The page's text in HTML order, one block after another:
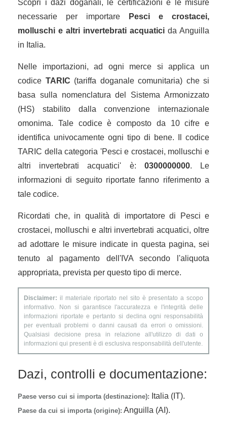
Scopri i dazi doganali, le certificazioni e le misure
necessarie per importare
Pesci e crostacei,
molluschi e altri invertebrati acquatici da Anguilla
in Italia.
Nelle importazioni, ad ogni merce si applica un
codice TARIC (tariffa doganale comunitaria) che si
basa sulla nomenclatura del Sistema Armonizzato
(HS) stabilito dalla convenzione internazionale
omonima. Tale codice è composto da 10 cifre e
identifica univocamente ogni tipo di bene. Il codice
TARIC della categoria 'Pesci e crostacei, molluschi e
altri invertebrati acquatici' è: 0300000000. Le
informazioni di seguito riportate fanno riferimento a
tale codice.
Ricordati che, in qualità di importatore di Pesci e
crostacei, molluschi e altri invertebrati acquatici, oltre
ad adottare le misure indicate in questa pagina, sei
tenuto al pagamento dell'IVA secondo l'aliquota
appropriata, prevista per questo tipo di merce.
Disclaimer: il materiale riportato nel sito è presentato a scopo
informativo. Non si garantisce l'accuratezza e l'integrità delle
informazioni riportate e pertanto si declina ogni responsabilità
per eventuali problemi o danni causati da errori o omissioni.
Qualsiasi decisione presa in relazione all'utilizzo di dati o
informazioni qui presenti è di esclusiva responsabilità dell'utente.
Dazi, controlli e documentazione:
Paese verso cui si importa (destinazione): Italia (IT).
Paese da cui si importa (origine): Anguilla (AI).